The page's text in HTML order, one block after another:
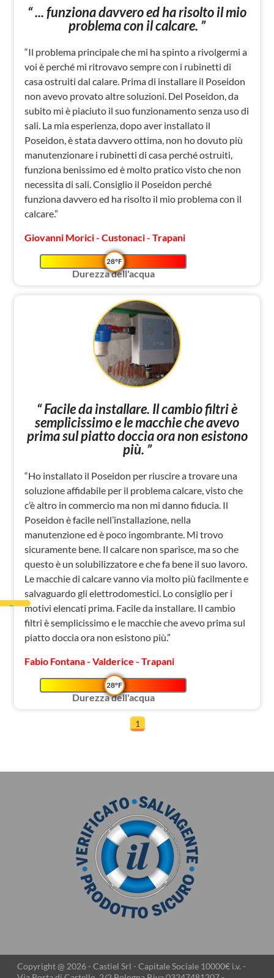
“ ... funziona davvero ed ha risolto il mio
problema con il calcare. ”
“Il problema principale che mi ha spinto a rivolgermi a
voi è perché mi ritrovavo sempre con i rubinetti di
casa ostruiti dal calare. Prima di installare il Poseidon
non avevo provato altre soluzioni. Del Poseidon, da
subito mi è piaciuto il suo funzionamento senza uso di
sali. La mia esperienza, dopo aver installato il
Poseidon, è stata davvero ottima, non ho dovuto più
manutenzionare i rubinetti di casa perché ostruiti,
funziona benissimo ed è molto pratico visto che non
necessita di sali. Consiglio il Poseidon perché
funziona davvero ed ha risolto il mio problema con il
calcare.”
Giovanni Morici - Custonaci - Trapani
28°F
Durezza dell'acqua
“ Facile da installare. Il cambio filtri è
semplicissimo e le macchie che avevo
prima sul piatto doccia ora non esistono
più. ”
“Ho installato il Poseidon per riuscire a trovare una
soluzione affidabile per il problema calcare, visto che
c’è altro in commercio ma non mi danno fiducia. Il
Poseidon è facile nell’installazione, nella
manutenzione ed è poco ingombrante. Mi trovo
sicuramente bene. Il calcare non sparisce, ma so che
questo è un solubilizzatore e che fa bene il suo lavoro.
Le macchie di calcare vanno via molto più facilmente e
salvaguardo gli elettrodomestici. Lo consiglio per i
motivi elencati prima. Facile da installare. Il cambio
filtri è semplicissimo e le macchie che avevo prima sul
piatto doccia ora non esistono più.”
Fabio Fontana - Valderice - Trapani
28°F
Durezza dell'acqua
1
Copyright @ 2026 - Castiel Srl - Capitale Sociale 10000€ i.v. -